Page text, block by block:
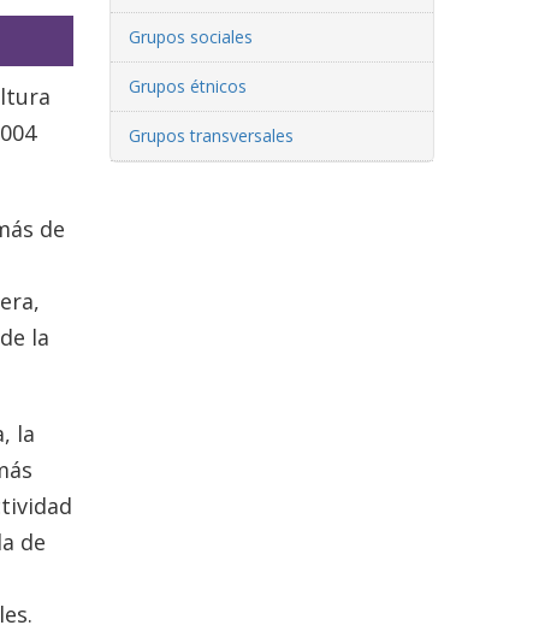
de
la
la
de
Grupos sociales
Grupos étnicos
Grupos transversales